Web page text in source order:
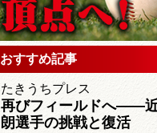
おすすめ記事
たきうちプレス
再びフィールドへ――
朗選手の挑戦と復活